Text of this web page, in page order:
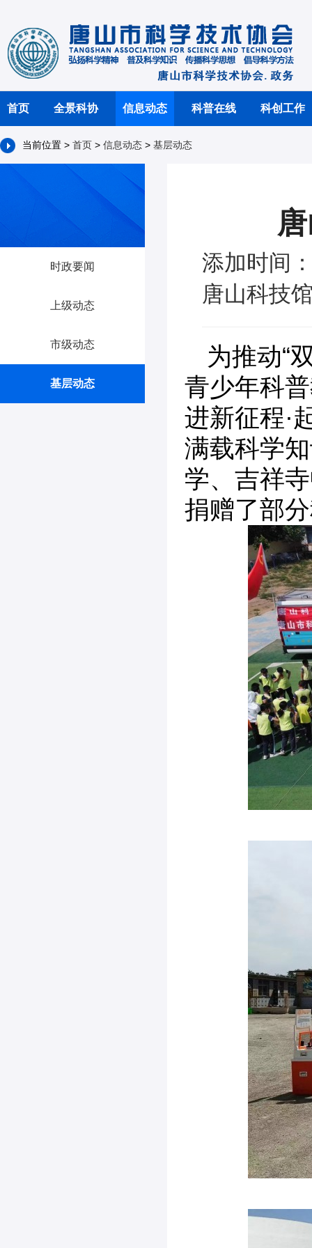
首页 全景科协 信息动态 科普在线 科创工作
当前位置 > 首页 > 信息动态 > 基层动态
时政要闻
上级动态
市级动态
基层动态
添加时间
唐山科技
为推动“
青少年科
进新征程·
满载科学
学、吉祥
捐赠了部